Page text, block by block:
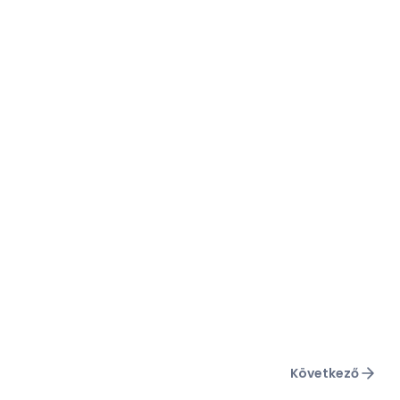
Következő